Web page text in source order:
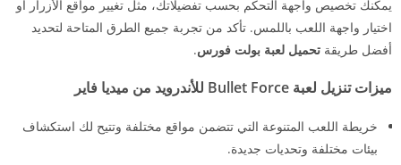
يمكنك تخصيص واجهة التحكم بحسب تفضيلاتك، مثل تغيير مواقع الأزرار أو
اختيار واجهة اللعب باللمس. تأكد من تجربة جميع الطرق المتاحة لتحديد
أفضل طريقة تحميل لعبة بولت فورس.
ميزاتتنزيل لعبة Bullet Force للأندرويد من ميديا فاير
خريطة اللعب المتنوعة التي تتضمن مواقع مختلفة وتتيح لك استكشاف
بيئات مختلفة وتحديات جديدة.